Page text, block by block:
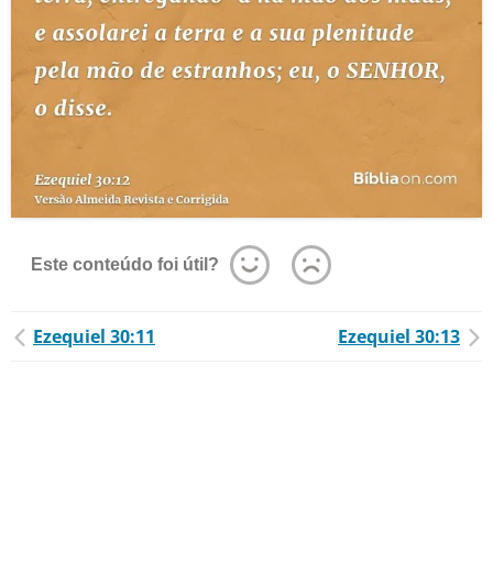
Este conteúdo foi útil?
Ezequiel 30:11 Ezequiel 30:13